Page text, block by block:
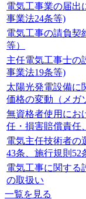
電気工事業の届出
事業法24条等)
電気工事の請負契
等）
主任電気工事士の
事業法19条等)
太陽光発電設備に
価格の変動（メガ
無資格者使用にお
任・損害賠償責任
電気主任技術者の
43条、施行規則52
電気工事に関する
の取扱い
一覧を見る